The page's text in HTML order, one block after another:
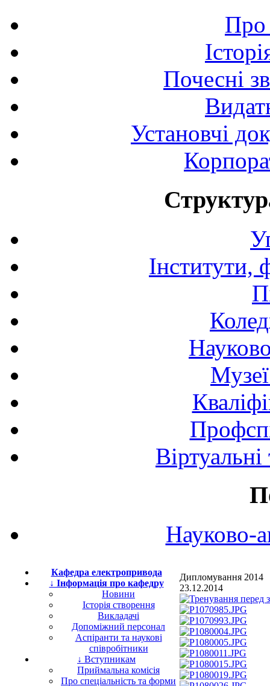
Про
Почесні
Установчі
Інститути,
Науково-
Кафедра електропривода
↓ Інформація про кафедру
Новини
Історія створення
Викладачі
Допоміжний персонал
Аспіранти та наукові
співробітники
↓ Вступникам
Приймальна комісія
Про спеціальність та форми
Дипломування 2014
23.12.2014